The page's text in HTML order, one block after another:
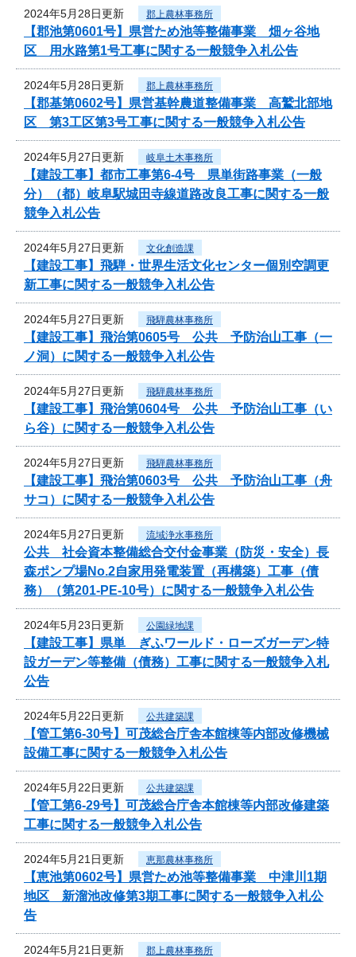
2024年5月28日更新 郡上農林事務所
【郡池第0601号】県営ため池等整備事業 畑ヶ谷地
区 用水路第1号工事に関する一般競争入札公告
2024年5月28日更新 郡上農林事務所
【郡基第0602号】県営基幹農道整備事業 高鷲北部地
区 第3工区第3号工事に関する一般競争入札公告
2024年5月27日更新 岐阜土木事務所
【建設工事】都市工事第6-4号 県単街路事業（一般
分）（都）岐阜駅城田寺線道路改良工事に関する一般
競争入札公告
2024年5月27日更新 文化創造課
【建設工事】飛騨・世界生活文化センター個別空調更
新工事に関する一般競争入札公告
2024年5月27日更新 飛騨農林事務所
【建設工事】飛治第0605号 公共 予防治山工事（一
ノ洞）に関する一般競争入札公告
2024年5月27日更新 飛騨農林事務所
【建設工事】飛治第0604号 公共 予防治山工事（い
ら谷）に関する一般競争入札公告
2024年5月27日更新 飛騨農林事務所
【建設工事】飛治第0603号 公共 予防治山工事（舟
サコ）に関する一般競争入札公告
2024年5月27日更新 流域浄水事務所
公共 社会資本整備総合交付金事業（防災・安全）長
森ポンプ場No.2自家用発電装置（再構築）工事（債
務）（第201-PE-10号）に関する一般競争入札公告
2024年5月23日更新 公園緑地課
【建設工事】県単 ぎふワールド・ローズガーデン特
設ガーデン等整備（債務）工事に関する一般競争入札
公告
2024年5月22日更新 公共建築課
【管工第6-30号】可茂総合庁舎本館棟等内部改修機械
設備工事に関する一般競争入札公告
2024年5月22日更新 公共建築課
【管工第6-29号】可茂総合庁舎本館棟等内部改修建築
工事に関する一般競争入札公告
2024年5月21日更新 恵那農林事務所
【恵池第0602号】県営ため池等整備事業 中津川1期
地区 新溜池改修第3期工事に関する一般競争入札公
告
2024年5月21日更新 郡上農林事務所